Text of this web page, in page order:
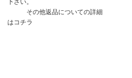
下さい。
その他返品についての詳細
はコチラ